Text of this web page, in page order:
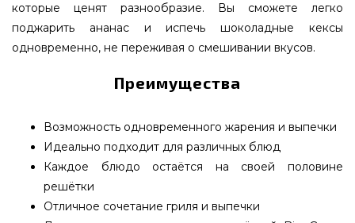
которые ценят разнообразие. Вы сможете легко
поджарить ананас и испечь шоколадные кексы
одновременно, не переживая о смешивании вкусов.
Преимущества
Возможность одновременного жарения и выпечки
Идеально подходит для различных блюд
Каждое блюдо остаётся на своей половине
решётки
Отличное сочетание гриля и выпечки